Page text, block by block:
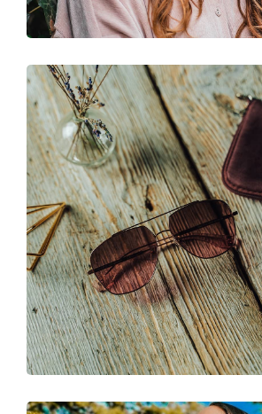
Balama flexibilă:
Accesorii
Suport:
Lavetă pentru curățat:
Altele
Sex:
Categorie:
Brand:
Utilizare:
Cod: